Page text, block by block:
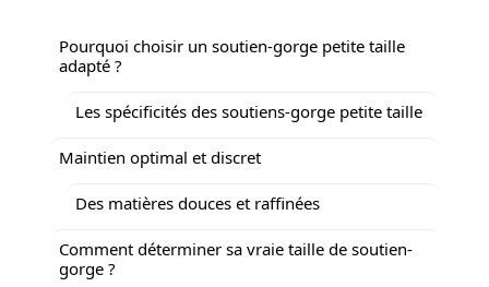
Pourquoi choisir un soutien-gorge petite taille
adapté ?
Les spécificités des soutiens-gorge petite taille
Maintien optimal et discret
Des matières douces et raffinées
Comment déterminer sa vraie taille de soutien-
gorge ?